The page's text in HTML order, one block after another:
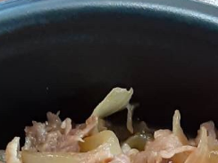
お知らせ
Staff blog
ご予約・お問い合わせ
Contact